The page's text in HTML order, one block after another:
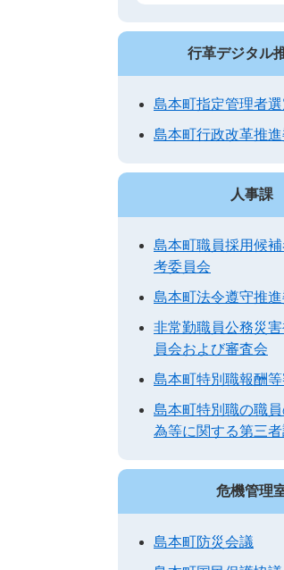
行革デジタル
島本町指定管理者
島本町行政改革推
人事課
島本町職員採用候
考委員会
島本町法令遵守推
非常勤職員公務災
員会および審査会
島本町特別職報酬
島本町特別職の職
為等に関する第三
危機管理
島本町防災会議